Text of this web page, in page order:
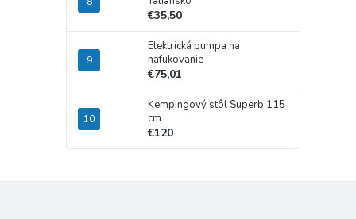
€35,50
Elektrická pumpa na
nafukovanie
€75,01
Kempingový stôl Superb 115
cm
€120